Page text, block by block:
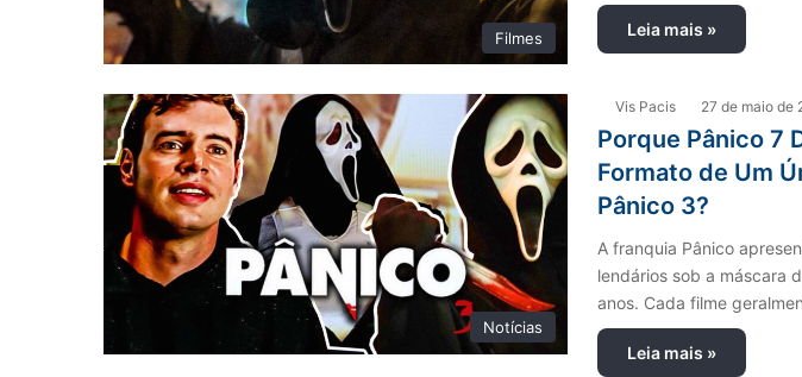
Filmes Leia mais »
Notícias
Vis Pacis 27 de maio de
Porque Pânico 7
Formato de Um
Pânico 3?
A franquia Pânico
lendários sob a máscara
anos. Cada filme
Leia mais »